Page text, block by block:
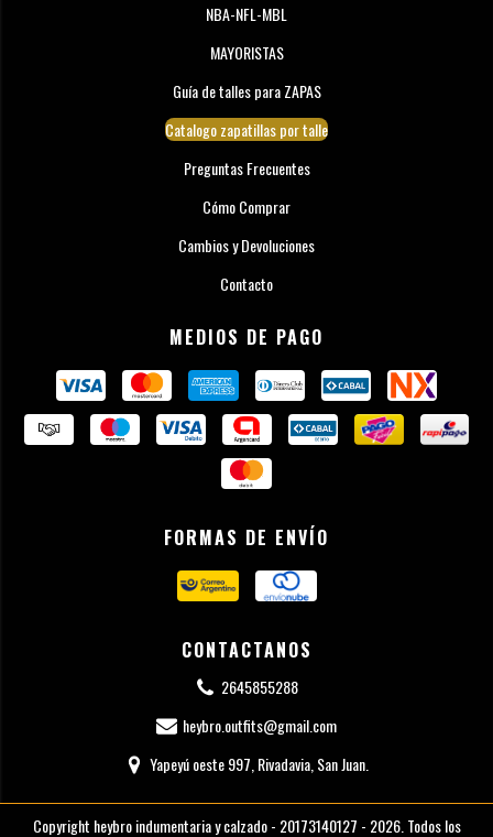
NBA-NFL-MBL
MAYORISTAS
Guía de talles para ZAPAS
Catalogo zapatillas por talle
Preguntas Frecuentes
Cómo Comprar
Cambios y Devoluciones
Contacto
MEDIOS DE PAGO
FORMAS DE ENVÍO
CONTACTANOS
2645855288
heybro.outfits@gmail.com
Yapeyú oeste 997, Rivadavia, San Juan.
Copyright heybro indumentaria y calzado - 20173140127 - 2026. Todos los